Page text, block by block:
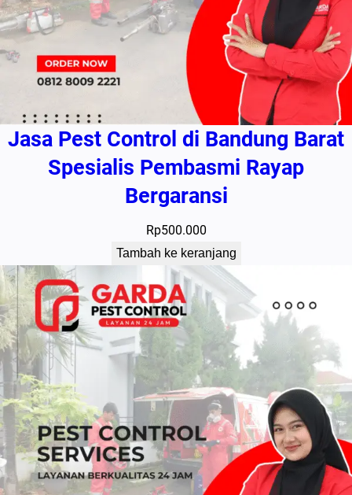
Jasa Pest Control di Bandung Barat
Spesialis Pembasmi Rayap
Bergaransi
Rp500.000
Tambah ke keranjang